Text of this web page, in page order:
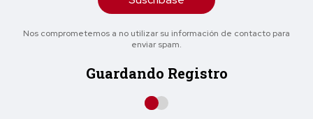
Nos comprometemos a no utilizar su información de contacto para
enviar spam.
Guardando Registro